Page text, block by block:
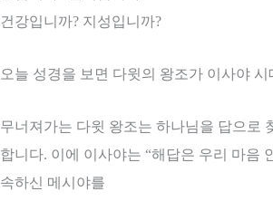
건강입니까? 지성입니까?
오늘 성경을 보면 다윗의 왕조가 이사야
무너져가는 다윗 왕조는 하나님을 답으로
합니다. 이에 이사야는 “해답은 우리 마음
속하신 메시야를